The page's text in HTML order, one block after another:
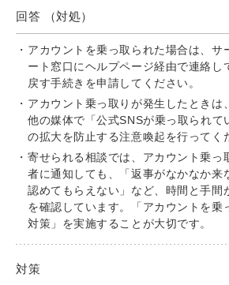
回答 （対処）
アカウントを乗っ取られた場合は、サ
ート窓口にヘルプページ経由で連絡し
戻す手続きを申請してください。
アカウント乗っ取りが発生したときは
他の媒体で「公式SNSが乗っ取られて
の拡大を防止する注意喚起を行ってく
寄せられる相談では、アカウント乗っ
者に通知しても、「返事がなかなか来
認めてもらえない」など、時間と手間
を確認しています。「アカウントを乗
対策」を実施することが大切です。
対策